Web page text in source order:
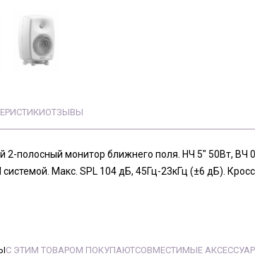
ОТЗЫВЫ
2-полосный монитор ближнего поля. НЧ 5" 50Вт, ВЧ
системой. Макс. SPL 104 дБ, 45Гц-23кГц (±6 дБ).
С ЭТИМ ТОВАРОМ ПОКУПАЮТСОВМЕСТИМЫЕ